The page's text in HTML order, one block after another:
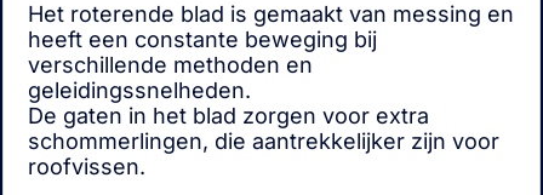
Het roterende blad is gemaakt van messing en
heeft een constante beweging bij
verschillende methoden en
geleidingssnelheden.
De gaten in het blad zorgen voor extra
schommerlingen, die aantrekkelijker zijn voor
roofvissen.